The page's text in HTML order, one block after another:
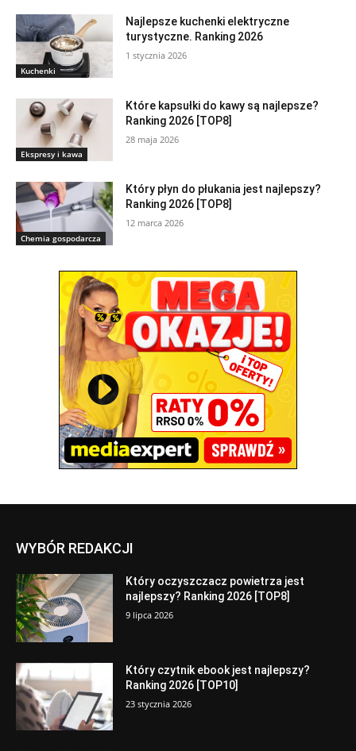
Kuchenki
Najlepsze kuchenki elektryczne
turystyczne. Ranking 2026
1 stycznia 2026
Ekspresy i kawa
Które kapsułki do kawy są najlepsze?
Ranking 2026 [TOP8]
28 maja 2026
Chemia gospodarcza
Który płyn do płukania jest najlepszy?
Ranking 2026 [TOP8]
12 marca 2026
WYBÓR REDAKCJI
Który oczyszczacz powietrza jest
najlepszy? Ranking 2026 [TOP8]
9 lipca 2026
Który czytnik ebook jest najlepszy?
Ranking 2026 [TOP10]
23 stycznia 2026